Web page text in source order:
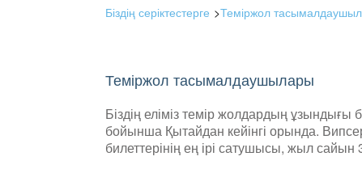
Біздің серіктестерге Теміржол
Теміржол тасымалдаушылары
Біздің еліміз темір жолдардың
бойынша Қытайдан кейінгі орында.
билеттерінің ең ірі сатушысы, жыл